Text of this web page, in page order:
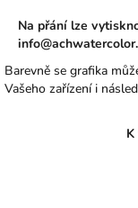
Na přání lze
Barevně se grafika
Vašeho zařízení i